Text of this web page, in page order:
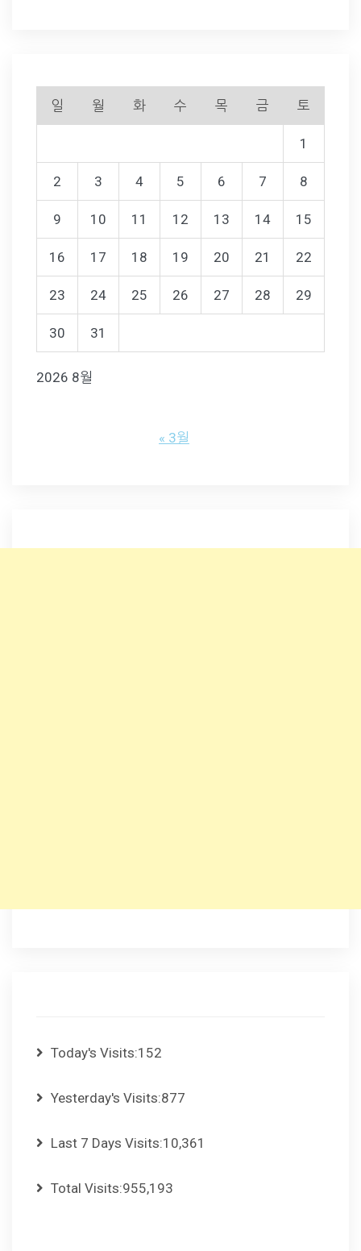
2026 8월
일 월 화 수 목 금 토
1
2 3 4 5 6 7 8
9 10 11 12 13 14 15
16 17 18 19 20 21 22
23 24 25 26 27 28 29
30 31
« 3월
Today's Visits:152
Yesterday's Visits:877
Last 7 Days Visits:10,361
Total Visits:955,193